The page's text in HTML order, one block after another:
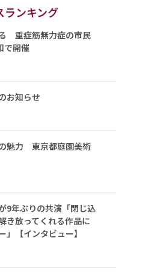
ランキング
重症筋無力症の市民
で開催
お知らせ
魅力 東京都庭園美術
9年ぶりの共演「閉じ込
き放ってくれる作品に
【インタビュー】